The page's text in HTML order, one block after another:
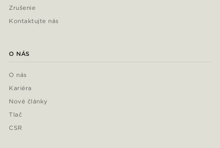
Zrušenie
Kontaktujte nás
O NÁS
O nás
Kariéra
Nové články
Tlač
CSR